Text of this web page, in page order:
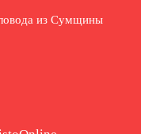
из Сумщины